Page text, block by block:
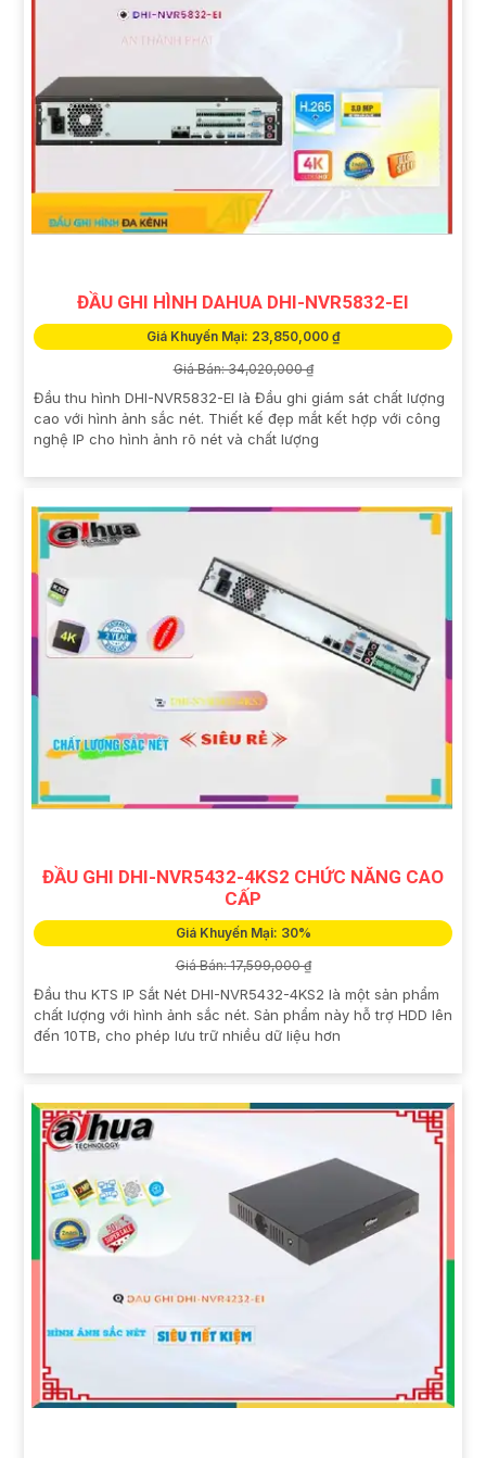
ĐẦU GHI HÌNH DAHUA DHI-NVR5832-EI
Giá Khuyến Mại: 23,850,000 ₫
Giá Bán: 34,020,000 ₫
Đầu thu hình DHI-NVR5832-EI là Đầu ghi giám sát chất lượng
cao với hình ảnh sắc nét. Thiết kế đẹp mắt kết hợp với công
nghệ IP cho hình ảnh rõ nét và chất lượng
ĐẦU GHI DHI-NVR5432-4KS2 CHỨC NĂNG CAO
CẤP
Giá Khuyến Mại: 30%
Giá Bán: 17,599,000 ₫
Đầu thu KTS IP Sắt Nét DHI-NVR5432-4KS2 là một sản phẩm
chất lượng với hình ảnh sắc nét. Sản phẩm này hỗ trợ HDD lên
đến 10TB, cho phép lưu trữ nhiều dữ liệu hơn